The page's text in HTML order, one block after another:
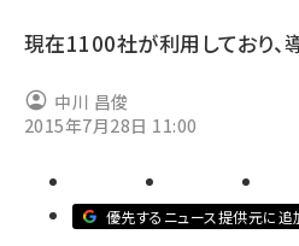
base (1075)
revico (739)
現在1100社が利用しており、
中川 昌俊
2015年7月28日 11:00
優先するニュース提供元に追